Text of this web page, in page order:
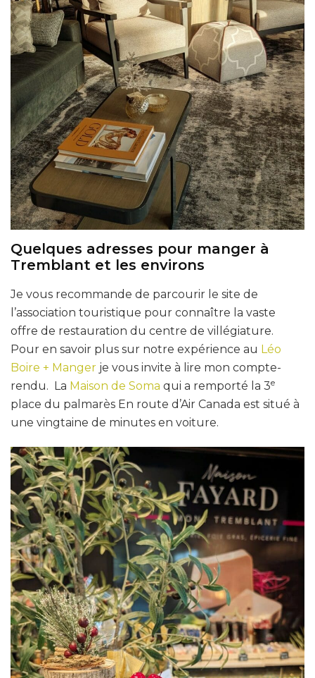
Quelques adresses pour manger à
Tremblant et les environs
Je vous recommande de parcourir le site de
l’association touristique pour connaître la vaste
offre de restauration du centre de villégiature.
Pour en savoir plus sur notre expérience au Léo
Boire + Manger je vous invite à lire mon compte-
rendu. La Maison de Soma qui a remporté la 3e
place du palmarès En route d’Air Canada est situé à
une vingtaine de minutes en voiture.